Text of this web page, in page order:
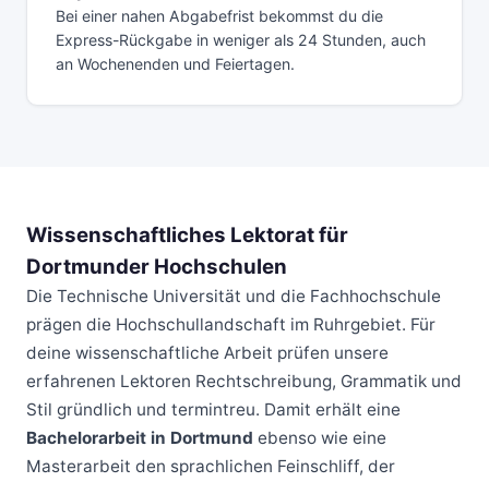
Bei einer nahen Abgabefrist bekommst du die
Express-Rückgabe in weniger als 24 Stunden, auch
an Wochenenden und Feiertagen.
Wissenschaftliches Lektorat für
Dortmunder Hochschulen
Die Technische Universität und die Fachhochschule
prägen die Hochschullandschaft im Ruhrgebiet. Für
deine wissenschaftliche Arbeit prüfen unsere
erfahrenen Lektoren Rechtschreibung, Grammatik und
Stil gründlich und termintreu. Damit erhält eine
Bachelorarbeit in Dortmund ebenso wie eine
Masterarbeit den sprachlichen Feinschliff, der